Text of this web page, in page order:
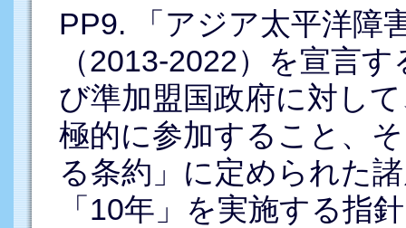
PP9. 「アジア太平洋障
（2013-2022）を宣言
び準加盟国政府に対し
極的に参加すること、
る条約」に定められた
「10年」を実施する指